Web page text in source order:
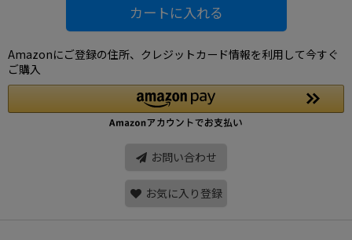
カートに入れる
Amazonにご登録の住所、クレジットカード情報を利用して今すぐ
ご購入
お問い合わせ
お気に入り登録